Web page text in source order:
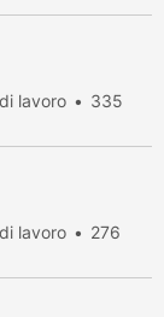
lavoro
335
lavoro
276